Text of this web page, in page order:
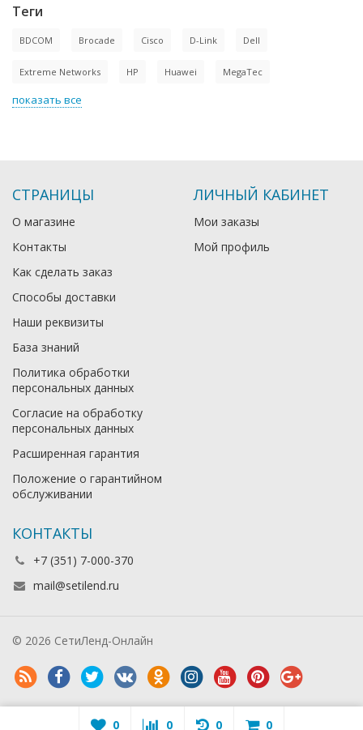
Теги
BDCOM Brocade Cisco D-Link Dell
Extreme Networks HP Huawei MegaTec
показать все
СТРАНИЦЫ
О магазине
Контакты
Как сделать заказ
Способы доставки
Наши реквизиты
База знаний
Политика обработки
персональных данных
Согласие на обработку
персональных данных
Расширенная гарантия
Положение о гарантийном
обслуживании
ЛИЧНЫЙ КАБИНЕТ
Мои заказы
Мой профиль
КОНТАКТЫ
+7 (351) 7-000-370
mail@setilend.ru
© 2026 СетиЛенд-Онлайн
0 0 0 0